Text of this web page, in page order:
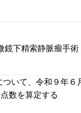
鏡下精索静脈瘤手術
いて、令和９年６
数を算定する